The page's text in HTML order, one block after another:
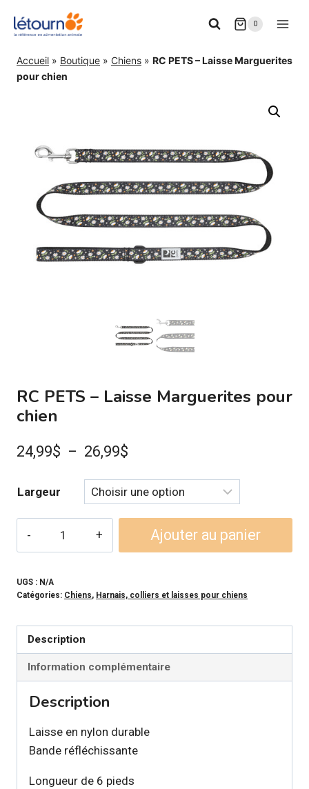
0
Accueil » Boutique » Chiens » RC PETS – Laisse Marguerites
pour chien
RC PETS – Laisse Marguerites pour
chien
24,99$ – 26,99$
prix :
24,99$
Largeur
PETS
-
Marguerites
pour
Ajouter au panier
UGS : N/A
Catégories: Chiens, Harnais, colliers et laisses pour chiens
Description
Information complémentaire
Description
Laisse en nylon durable
Bande réfléchissante
Longueur de 6 pieds